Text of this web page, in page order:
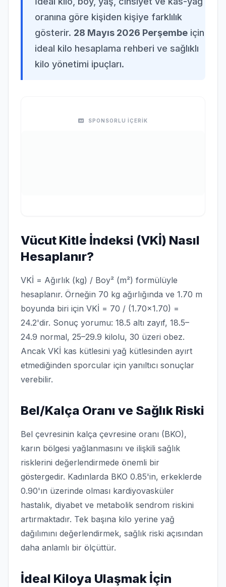
oranına göre kişiden kişiye farklılık
gösterir. 28 Mayıs 2026 Perşembe için
ideal kilo hesaplama rehberi ve sağlıklı
kilo yönetimi ipuçları.
SPONSORLU İÇERİK
Vücut Kitle İndeksi (VKİ) Nasıl
Hesaplanır?
VKİ = Ağırlık (kg) / Boy² (m²) formülüyle
hesaplanır. Örneğin 70 kg ağırlığında ve 1.70 m
boyunda biri için VKİ = 70 / (1.70×1.70) =
24.2'dir. Sonuç yorumu: 18.5 altı zayıf, 18.5–
24.9 normal, 25–29.9 kilolu, 30 üzeri obez.
Ancak VKİ kas kütlesini yağ kütlesinden ayırt
etmediğinden sporcular için yanıltıcı sonuçlar
verebilir.
Bel/Kalça Oranı ve Sağlık Riski
Bel çevresinin kalça çevresine oranı (BKO),
karın bölgesi yağlanmasını ve ilişkili sağlık
risklerini değerlendirmede önemli bir
göstergedir. Kadınlarda BKO 0.85'in, erkeklerde
0.90'ın üzerinde olması kardiyovasküler
hastalık, diyabet ve metabolik sendrom riskini
artırmaktadır. Tek başına kilo yerine yağ
dağılımını değerlendirmek, sağlık riski açısından
daha anlamlı bir ölçüttür.
İdeal Kiloya Ulaşmak İçin